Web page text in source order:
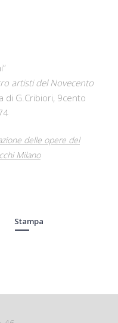
artisti del Novecento
di G.Cribiori, 9cento
delle opere del
Milano
Stampa